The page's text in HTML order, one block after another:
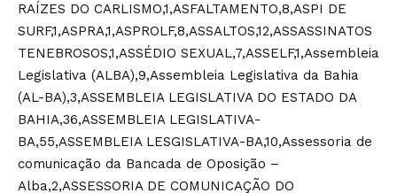
RAÍZES DO CARLISMO,1,ASFALTAMENTO,8,ASPI DE
SURF,1,ASPRA,1,ASPROLF,8,ASSALTOS,12,ASSASSINATOS
TENEBROSOS,1,ASSÉDIO SEXUAL,7,ASSELF,1,Assembleia
Legislativa (ALBA),9,Assembleia Legislativa da Bahia
(AL-BA),3,ASSEMBLEIA LEGISLATIVA DO ESTADO DA
BAHIA,36,ASSEMBLEIA LEGISLATIVA-
BA,55,ASSEMBLEIA LESGISLATIVA-BA,10,Assessoria de
comunicação da Bancada de Oposição –
Alba,2,ASSESSORIA DE COMUNICAÇÃO DO